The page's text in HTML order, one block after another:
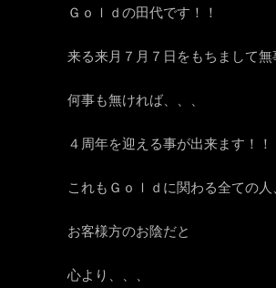
Ｇｏｌｄの田代です！！
来る来月７月７日をもちまして無
何事も無ければ、、、
４周年を迎える事が出来ます！！
これもＧｏｌｄに関わる全ての人
お客様方のお陰だと
心より、、、